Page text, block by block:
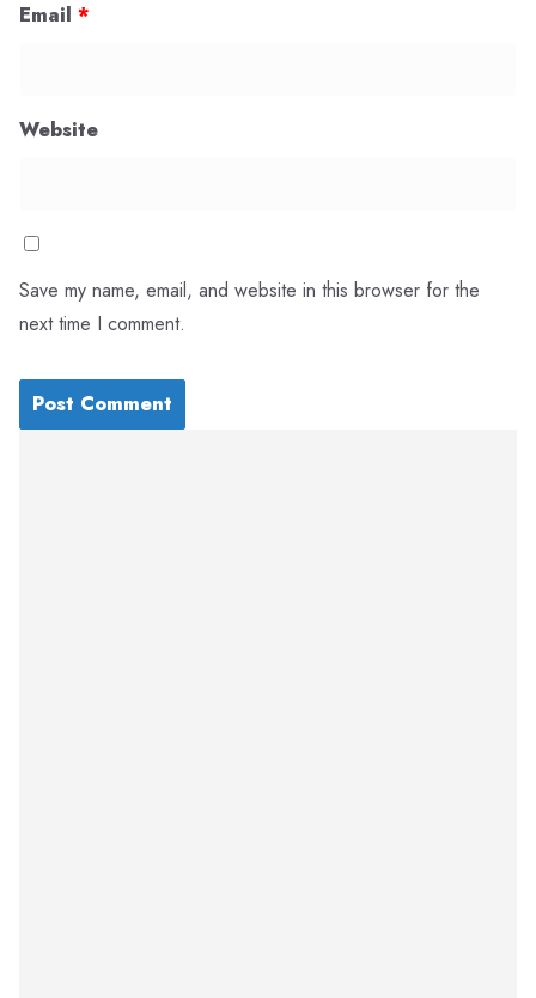
Email *
Website
Save my name, email, and website in this browser for the
next time I comment.